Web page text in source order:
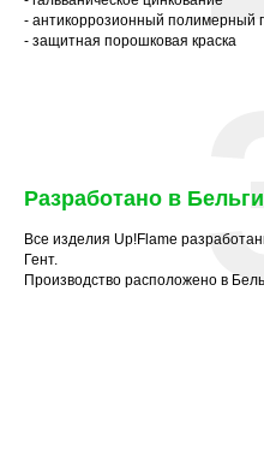
- антикоррозионный полимерный
- защитная порошковая краска
Разработано в
Все изделия Up!Flame
Гент.
Производство расположено в